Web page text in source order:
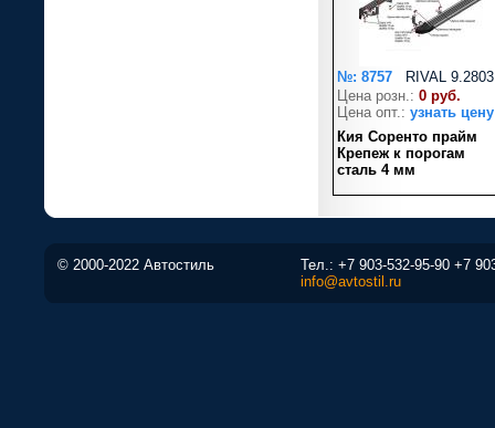
RIVAL
№: 8757
Цена розн.: 0 руб.
Цена опт.: узнать цену
Кия Соренто прайм
Крепеж к порогам
сталь 4 мм
© 2000-2022 Автостиль Тел.: +7 903-532-95-90 +7
info@avtostil.ru